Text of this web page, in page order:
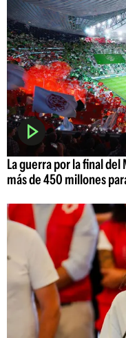
La guerra por la final
más de 450 millones